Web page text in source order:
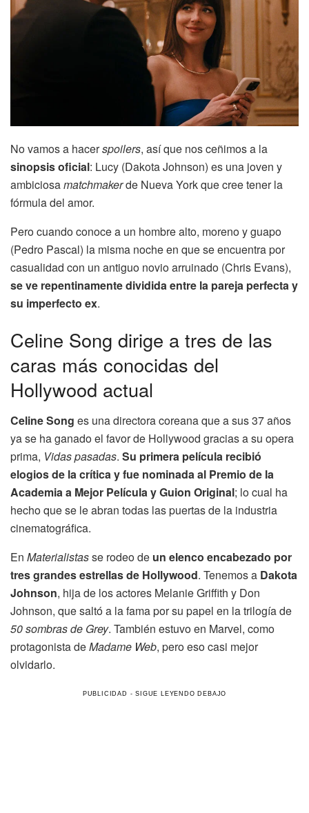
No vamos a hacerspoilers, así que nos ceñimos a la
sinopsis oficial: Lucy (Dakota Johnson) es una joven y
ambiciosamatchmakerde Nueva York que cree tener la
fórmula del amor.
Pero cuando conoce a un hombre alto, moreno y guapo
(Pedro Pascal) la misma noche en que se encuentra por
casualidad con un antiguo novio arruinado (Chris Evans),
se ve repentinamente dividida entre la pareja perfecta y
su imperfecto ex.
Celine Song dirige a tres de las
caras más conocidas del
Hollywood actual
Celine Song es una directora coreana que a sus 37 años
ya se ha ganado el favor de Hollywood gracias a su opera
prima, Vidas pasadas. Su primera película recibió
elogios de la crítica y fue nominada al Premio de la
Academia a Mejor Película y Guion Original; lo cual ha
hecho que se le abran todas las puertas de la industria
cinematográfica.
En Materialistasse rodeo de un elenco encabezado por
tres grandes estrellas de Hollywood. Tenemos a Dakota
Johnson, hija de los actores Melanie Griffith y Don
Johnson, que saltó a la fama por su papel en la trilogía de
50 sombras de Grey. También estuvo en Marvel, como
protagonista deMadame Web, pero eso casi mejor
olvidarlo.